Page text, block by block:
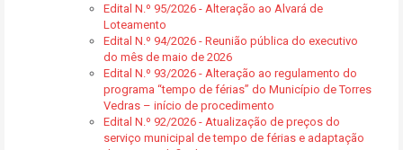
Edital N.º 95/2026 - Alteração ao Alvará de
Loteamento
Edital N.º 94/2026 - Reunião pública do executivo
do mês de maio de 2026
Edital N.º 93/2026 - Alteração ao regulamento do
programa “tempo de férias” do Município de Torres
Vedras – início de procedimento
Edital N.º 92/2026 - Atualização de preços do
serviço municipal de tempo de férias e adaptação